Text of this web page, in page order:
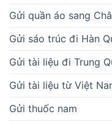
Gửi quần áo sang
Gửi sáo trúc đi Hàn
Gửi tài liệu đi Trung
Gửi tài liệu từ Việt
Gửi thuốc nam